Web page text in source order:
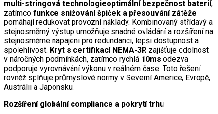
multi-stringová technologieoptimální bezpečnost baterií,
zatímco funkce snižování špiček a přesouvání zátěže
pomáhají redukovat provozní náklady. Kombinovaný střídavý a
stejnosměrný výstup umožňuje snadné ovládání a rozšíření na
stejnosměrné napájení pro redundanci, lepší dostupnost a
spolehlivost. Kryt s certifikací NEMA-3R zajišťuje odolnost
v náročných podmínkách, zatímco rychlá 10ms odezva
podporuje vyrovnávání výkonu v reálném čase. Toto řešení
rovněž splňuje průmyslové normy v Severní Americe, Evropě,
Austrálii a Japonsku.
Rozšíření globální compliance a pokrytí trhu